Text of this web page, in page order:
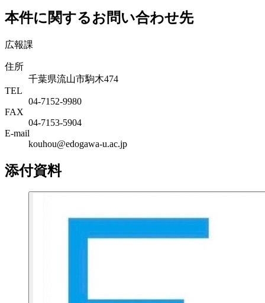
本件に関するお問い合わせ先
広報課
住所
千葉県流山市駒木474
TEL
04-7152-9980
FAX
04-7153-5904
E-mail
kouhou@edogawa-u.ac.jp
添付資料